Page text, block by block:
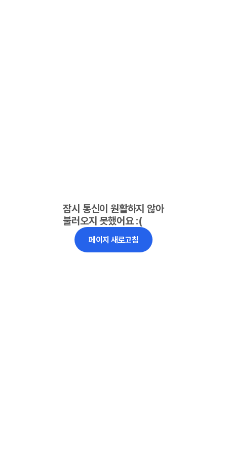
잠시 통신이 원활하지 않아
불러오지 못했어요 :(
페이지 새로고침